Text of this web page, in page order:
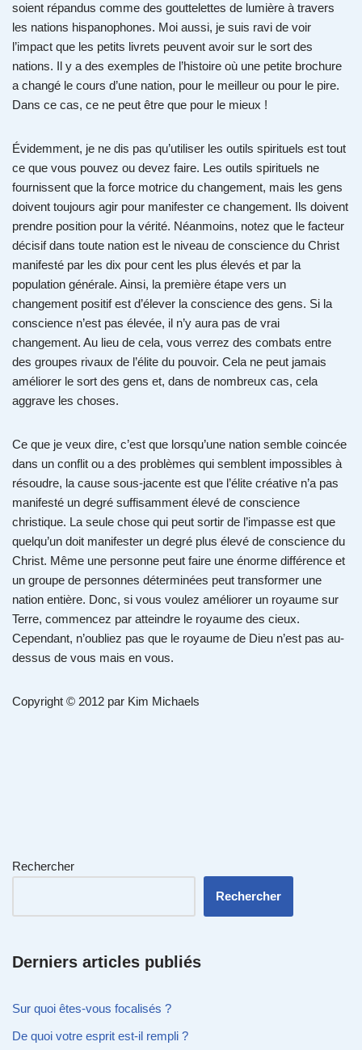
soient répandus comme des gouttelettes de lumière à travers
les nations hispanophones. Moi aussi, je suis ravi de voir
l’impact que les petits livrets peuvent avoir sur le sort des
nations. Il y a des exemples de l’histoire où une petite brochure
a changé le cours d’une nation, pour le meilleur ou pour le pire.
Dans ce cas, ce ne peut être que pour le mieux !
Évidemment, je ne dis pas qu’utiliser les outils spirituels est tout
ce que vous pouvez ou devez faire. Les outils spirituels ne
fournissent que la force motrice du changement, mais les gens
doivent toujours agir pour manifester ce changement. Ils doivent
prendre position pour la vérité. Néanmoins, notez que le facteur
décisif dans toute nation est le niveau de conscience du Christ
manifesté par les dix pour cent les plus élevés et par la
population générale. Ainsi, la première étape vers un
changement positif est d’élever la conscience des gens. Si la
conscience n’est pas élevée, il n’y aura pas de vrai
changement. Au lieu de cela, vous verrez des combats entre
des groupes rivaux de l’élite du pouvoir. Cela ne peut jamais
améliorer le sort des gens et, dans de nombreux cas, cela
aggrave les choses.
Ce que je veux dire, c’est que lorsqu’une nation semble coincée
dans un conflit ou a des problèmes qui semblent impossibles à
résoudre, la cause sous-jacente est que l’élite créative n’a pas
manifesté un degré suffisamment élevé de conscience
christique. La seule chose qui peut sortir de l’impasse est que
quelqu’un doit manifester un degré plus élevé de conscience du
Christ. Même une personne peut faire une énorme différence et
un groupe de personnes déterminées peut transformer une
nation entière. Donc, si vous voulez améliorer un royaume sur
Terre, commencez par atteindre le royaume des cieux.
Cependant, n’oubliez pas que le royaume de Dieu n’est pas au-
dessus de vous mais en vous.
Copyright © 2012 par Kim Michaels
Rechercher
Rechercher
Derniers articles publiés
Sur quoi êtes-vous focalisés ?
De quoi votre esprit est-il rempli ?